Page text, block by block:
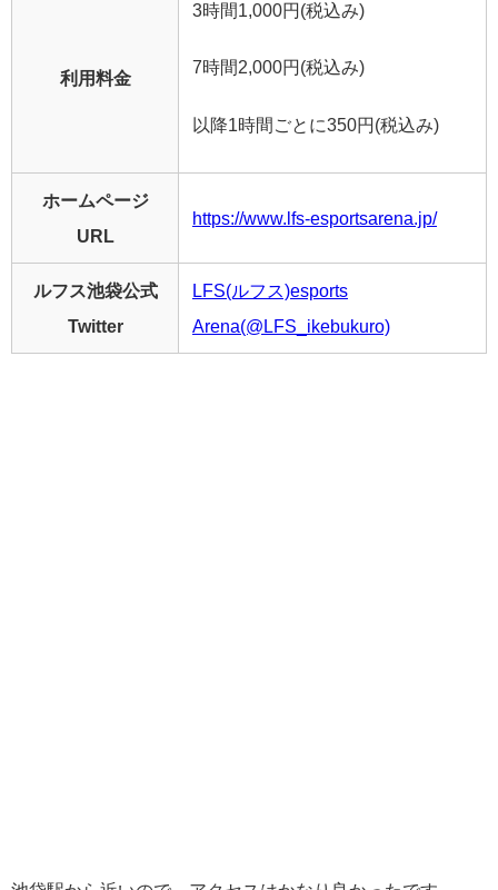
利用料金
3時間1,000円(税込み)
7時間2,000円(税込み)
以降1時間ごとに350円(税込み)
ホームページ
URL
https://www.lfs-esportsarena.jp/
ルフス池袋公式
Twitter
LFS(ルフス)esports
Arena(@LFS_ikebukuro)